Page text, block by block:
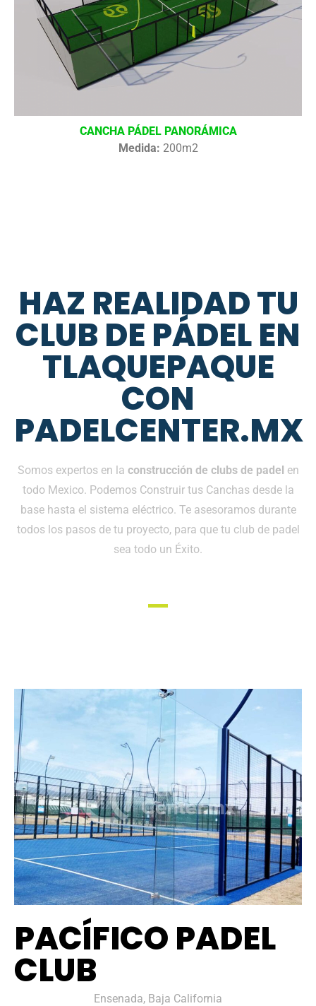
CANCHA PÁDEL PANORÁMICA
Medida: 200m2
HAZ REALIDAD TU
CLUB DE PÁDEL EN
TLAQUEPAQUE
CON
PADELCENTER.MX
Somos expertos en la construcción de clubs de padel en
todo Mexico. Podemos Construir tus Canchas desde la
base hasta el sistema eléctrico. Te asesoramos durante
todos los pasos de tu proyecto, para que tu club de padel
sea todo un Éxito.
PACÍFICO PADEL
CLUB
Ensenada, Baja California